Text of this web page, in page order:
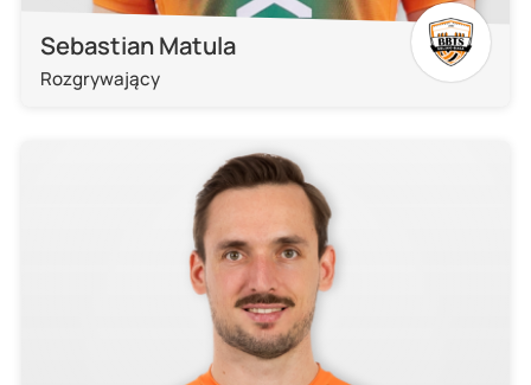
Sebastian Matula
Rozgrywający